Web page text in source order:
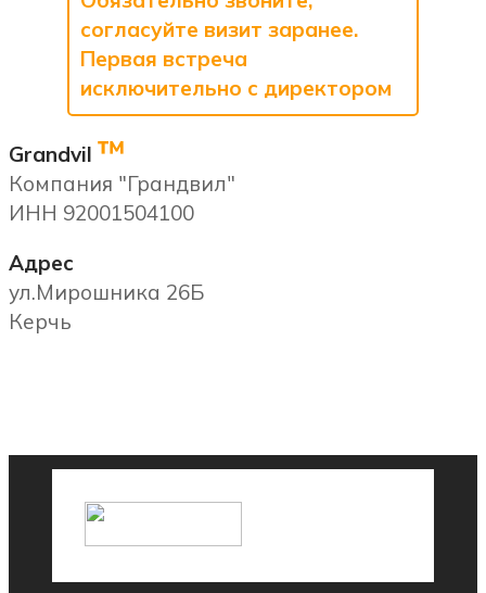
согласуйте визит заранее.
Первая встреча
исключительно с директором
Grandvil ™
Компания "Грандвил"
ИНН 92001504100
Адрес
ул.Мирошника 26Б
Керчь